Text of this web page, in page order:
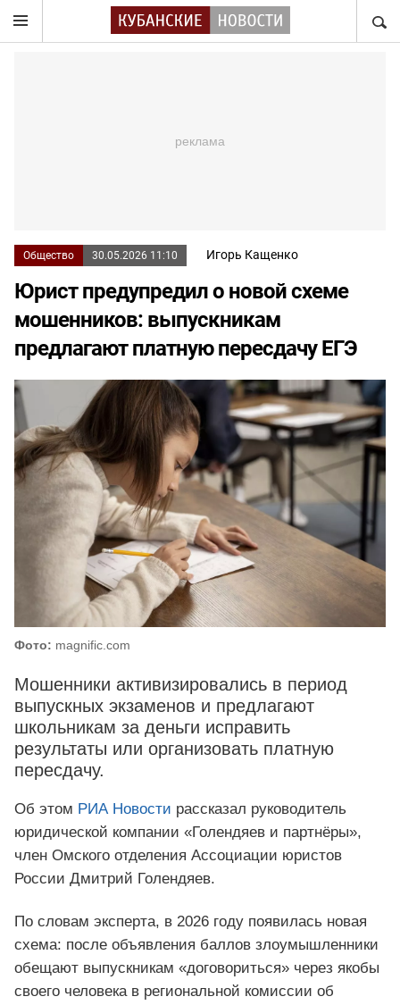
Общество 30.05.2026 11:10 Игорь Кащенко
Юрист предупредил о новой схеме
мошенников: выпускникам
предлагают платную пересдачу ЕГЭ
Фото: magnific.com
Мошенники активизировались в период
выпускных экзаменов и предлагают
школьникам за деньги исправить
результаты или организовать платную
пересдачу.
Об этом РИА Новости рассказал руководитель
юридической компании «Голендяев и партнёры»,
член Омского отделения Ассоциации юристов
России Дмитрий Голендяев.
По словам эксперта, в 2026 году появилась новая
схема: после объявления баллов злоумышленники
обещают выпускникам «договориться» через якобы
своего человека в региональной комиссии об